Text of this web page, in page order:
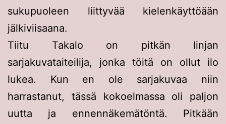
sukupuoleen liittyvää kielenkäyttöään
jälkiviisaana.
Tiitu Takalo on pitkän linjan
sarjakuvataiteilija, jonka töitä on ollut ilo
lukea. Kun en ole sarjakuvaa niin
harrastanut, tässä kokoelmassa oli paljon
uutta ja ennennäkemätöntä. Pitkään